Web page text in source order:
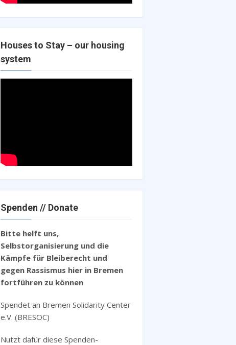
Houses to Stay – our housing
system
Spenden // Donate
Bitte helft uns,
Selbstorganisierung und die
Kämpfe für Bleiberecht und
gegen Rassismus hier in Bremen
fortführen zu können
Spendet an Bremen Solidarity Center
e.V. (BRESOC)
Nutzt dafür diese Spenden-